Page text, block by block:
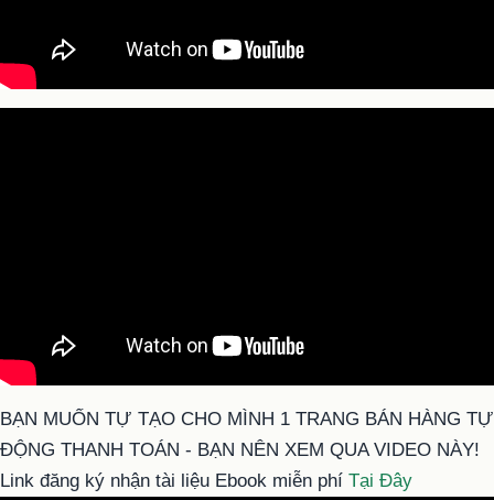
BẠN MUỐN TỰ TẠO CHO MÌNH 1 TRANG BÁN HÀNG TỰ
ĐỘNG THANH TOÁN - BẠN NÊN XEM QUA VIDEO NÀY!
Link đăng ký nhận tài liệu Ebook miễn phí Tại Đây